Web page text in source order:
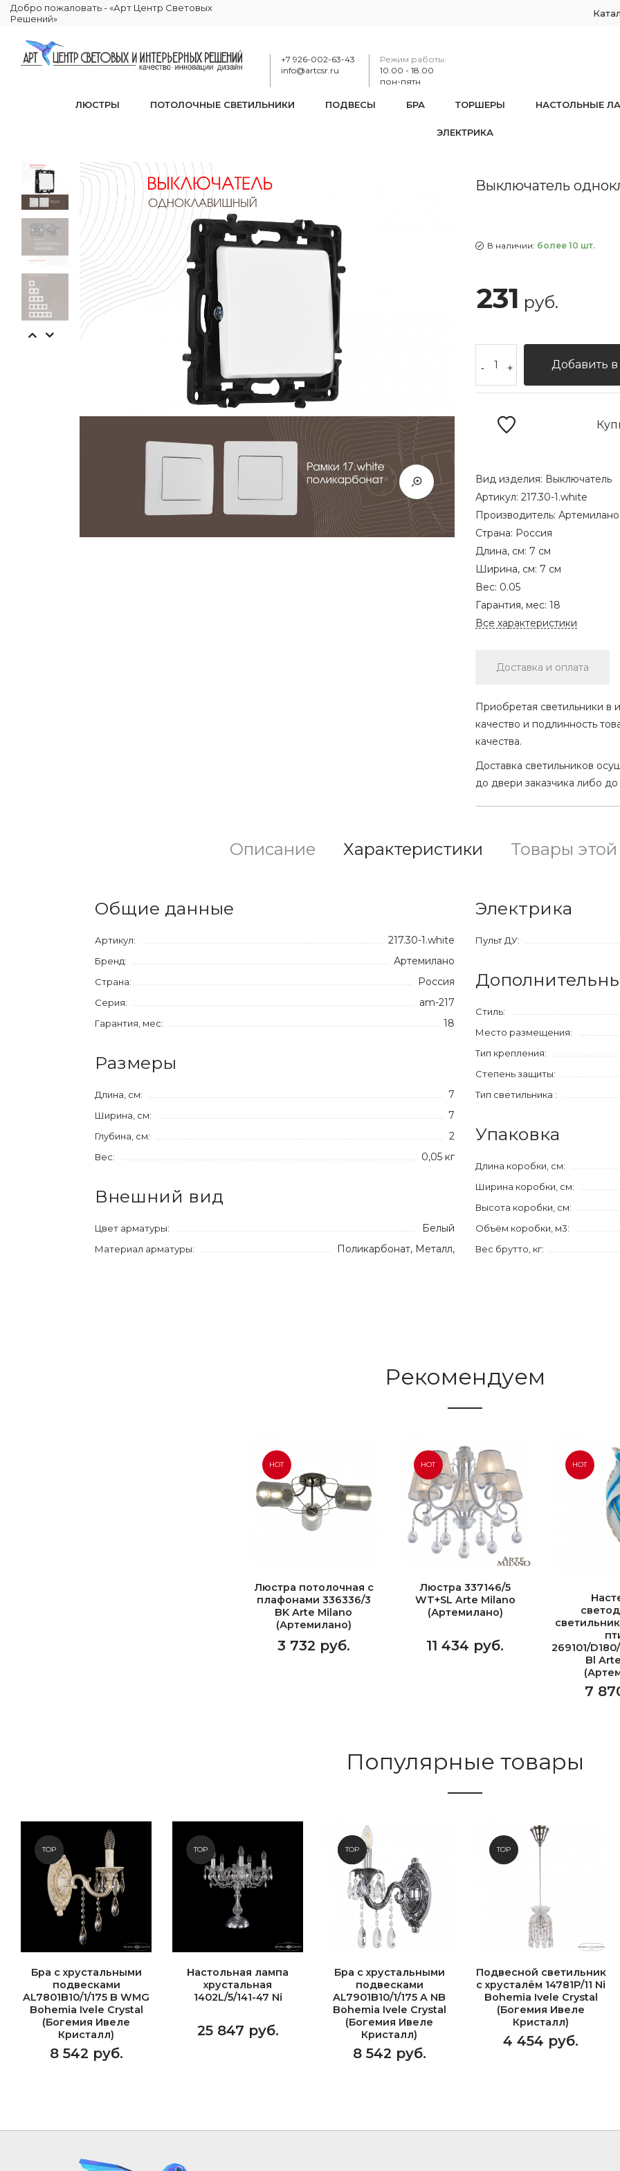
Добро пожаловать - «Арт Центр Световых
Решений»
+7 926-002-63-43
info@artcsr.ru
Режим работы:
10.00 - 18.00
пон-пятн
ЛЮСТРЫ ПОТОЛОЧНЫЕ СВЕТИЛЬНИКИ ПОДВЕСЫ БРА ТОРШЕРЫ НАСТОЛЬНЫЕ
ЭЛЕКТРИКА
Выключатель
В наличии: более 10 шт.
231 руб.
- + Добавить
Вид изделия: Выключатель
Артикул: 217.30-1.white
Производитель: Артемилано
Страна: Россия
Длина, см: 7 см
Ширина, см: 7 см
Вес: 0.05
Гарантия, мес: 18
Все характеристики
Доставка и оплата
Приобретая светильники в
качество и подлинность
качества.
Доставка светильников
до двери заказчика либо
Описание Характеристики Товары
Общие данные
Артикул: 217.30-1.white
Бренд: Артемилано
Страна: Россия
Серия: am-217
Гарантия, мес: 18
Размеры
Длина, см: 7
Ширина, см: 7
Глубина, см: 2
Вес: 0,05 кг
Внешний вид
Цвет арматуры: Белый
Материал арматуры: Поликарбонат, Металл,
Электрика
Пульт ДУ:
Стиль:
Место размещения:
Тип крепления:
Степень защиты:
Тип светильника :
Упаковка
Длина коробки, см:
Ширина коробки, см:
Высота коробки, см:
Объём коробки, м3:
Вес брутто, кг:
Рекомендуем
HOT
Люстра потолочная с
плафонами 336336/3
BK Arte Milano
(Артемилано)
3 732 руб.
HOT
Люстра 337146/5
WT+SL Arte Milano
(Артемилано)
11 434 руб.
HOT
269101/
Bl
7
Популярные товары
NEW
TOP
Бра с хрустальными
подвесками
AL7801B10/1/175 B WMG
Bohemia Ivele Crystal
(Богемия Ивеле
Кристалл)
8 542 руб.
TOP
Настольная лампа
хрустальная
1402L/5/141-47 Ni
25 847 руб.
NEW
TOP
Бра с хрустальными
подвесками
AL7901B10/1/175 A NB
Bohemia Ivele Crystal
(Богемия Ивеле
Кристалл)
8 542 руб.
TOP
Подвесной светильник
с хрусталём 14781P/11 Ni
Bohemia Ivele Crystal
(Богемия Ивеле
Кристалл)
4 454 руб.